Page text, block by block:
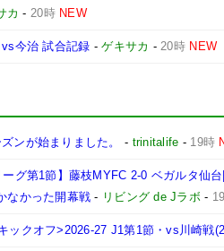
カ - 20時 NEW
今治 試合記録 -ゲキサカ -20時 NEW
ンが始まりました。 - trinitalife - 19時
ーグ第1節】藤枝MYFC 2-0 ベガルタ仙
なかった開幕戦 - リビング de Jラボ-
ックオフ>2026-27 J1第1節・vs川崎戦